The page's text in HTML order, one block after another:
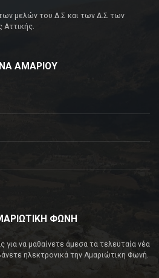
μελών του Δ.Σ και των Δ.Σ των
ΑΜΑΡΙΟΥ
ΦΩΝΗ
για να μαθαίνετε άμεσα τα τελευταία νέα
ηλεκτρονικά την Αμαριώτικη Φωνή.